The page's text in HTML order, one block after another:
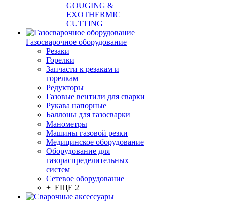
GOUGING &
EXOTHERMIC
CUTTING
Газосварочное оборудование
Резаки
Горелки
Запчасти к резакам и
горелкам
Редукторы
Газовые вентили для сварки
Рукава напорные
Баллоны для газосварки
Манометры
Машины газовой резки
Медицинское оборудование
Оборудование для
газораспределительных
систем
Сетевое оборудование
+ ЕЩЕ 2